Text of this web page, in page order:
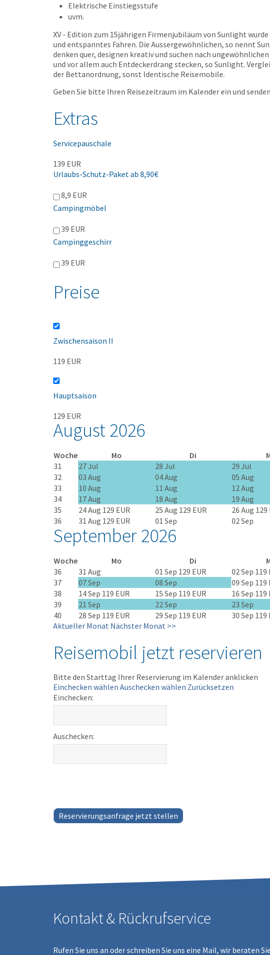
Elektrische Einstiegsstufe
uvm.
XV - Edition zum 15jährigen Firmenjubiläum von Sunlight
und entspanntes Fahren. Die Ausser­gewöhnlichen, so nennt
denken quer, designen kreativ und suchen nach
und vor allem auch Entdeckerdrang stecken, so Sunlight.
der Bettanordnung, sonst Identische Reisemobile.
Geben Sie bitte Ihren Reisezeitraum im Kalender ein und
Extras
Servicepauschale
139 EUR
Urlaubs-Schutz-Paket ab 8,90€
8,9 EUR
Campingmöbel
39 EUR
Campinggeschirr
39 EUR
Preise
Zwischensaison II
119 EUR
Hauptsaison
129 EUR
August 2026
Woche Mo Di
31
27 Jul 28 Jul 29 Jul
32
03 Aug 04 Aug 05 Aug
33
10 Aug 11 Aug 12 Aug
34
17 Aug 18 Aug 19 Aug
35
24 Aug 129 EUR 25 Aug 129 EUR 26 Aug 129
36
31 Aug 129 EUR 01 Sep 02 Sep
September 2026
Woche Mo Di
36
31 Aug 01 Sep 129 EUR 02 Sep 119
37
07 Sep 08 Sep 09 Sep 119
38
14 Sep 119 EUR 15 Sep 119 EUR 16 Sep 119
39
21 Sep 22 Sep 23 Sep
40
28 Sep 119 EUR 29 Sep 119 EUR 30 Sep 119
Aktueller Monat Nächster Monat >>
Reisemobil jetzt reservieren
Bitte den Starttag Ihrer Reservierung im Kalender anklicken
Einchecken wählen Auschecken wählen Zurücksetzen
Einchecken:
Auschecken:
Reservierungsanfrage jetzt stellen
Kontakt & Rückrufservice
Rufen Sie uns an oder schreiben Sie uns eine Mail, wir beraten